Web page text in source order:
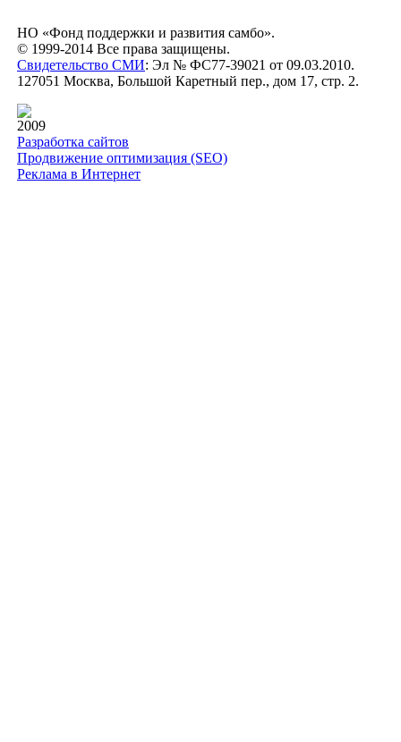
НО «Фонд поддержки и развития самбо».
© 1999-2014 Все права защищены.
Свидетельство СМИ: Эл № ФС77-39021 от 09.03.2010.
127051 Москва, Большой Каретный пер., дом 17, стр. 2.
2009
Разработка сайтов
Продвижение оптимизация (SEO)
Реклама в Интернет